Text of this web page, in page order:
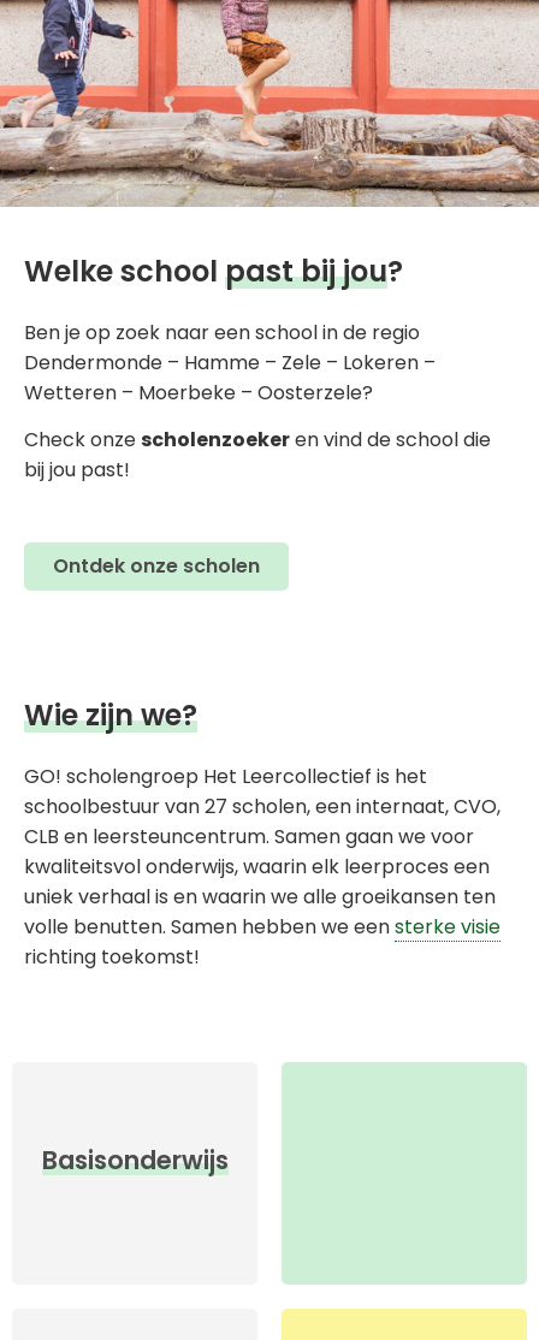
Welke school past bij jou?
Ben je op zoek naar een school in de regio
Dendermonde – Hamme – Zele – Lokeren –
Wetteren – Moerbeke – Oosterzele?
Check onzescholenzoekeren vind de school die
bij jou past!
Ontdek onze scholen
Wie zijn we?
GO! scholengroep Het Leercollectief is het
schoolbestuur van 27 scholen, een internaat, CVO,
CLB en leersteuncentrum. Samen gaan we voor
kwaliteitsvol onderwijs, waarin elk leerproces een
uniek verhaal is en waarin we alle groeikansen ten
volle benutten. Samen hebben we eensterke visie
richting toekomst!
Basisonderwijs